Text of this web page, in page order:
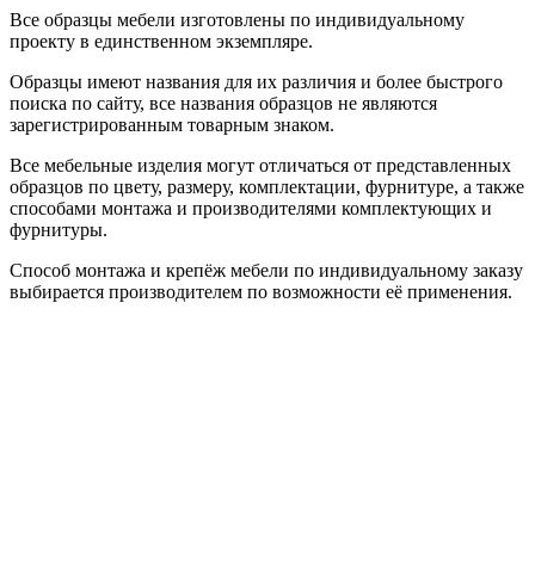
Все образцы мебели изготовлены по индивидуальному
проекту в единственном экземпляре.
Образцы имеют названия для их различия и более быстрого
поиска по сайту, все названия образцов не являются
зарегистрированным товарным знаком.
Все мебельные изделия могут отличаться от представленных
образцов по цвету, размеру, комплектации, фурнитуре, а также
способами монтажа и производителями комплектующих и
фурнитуры.
Способ монтажа и крепёж мебели по индивидуальному заказу
выбирается производителем по возможности её применения.